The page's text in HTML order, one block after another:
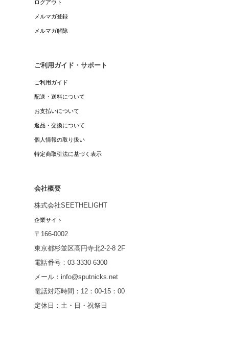
ログアウト
メルマガ登録
メルマガ解除
ご利用ガイド・サポート
ご利用ガイド
配送・送料について
お支払いについて
返品・交換について
個人情報の取り扱い
特定商取引法に基づく表示
会社概要
株式会社SEETHELIGHT
企業サイト
〒166-0002
東京都杉並区高円寺北2-2-8 2F
電話番号：03-3330-6300
メール：info@sputnicks.net
電話対応時間：12：00-15：00
定休日：土・日・祝祭日